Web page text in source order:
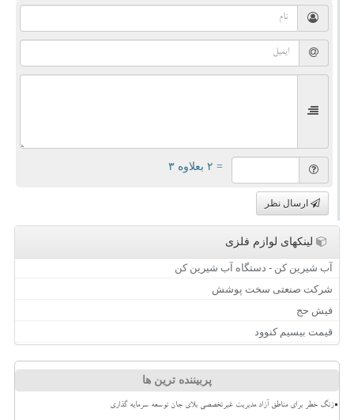
= ۲ بعلاوه ۳
ارسال نظر
لینکهای لوازم فلزی
آب شیرین کن - دستگاه آب شیرین کن
شرکت صنعتی سخت پوشش
فیش حج
قیمت بیسیم کنوود
پربیننده ترین ها
زنگ خطر برای مناطق آزاد مدیریت غیرتخصصی بلای جان توسعه سرمایه گذاری